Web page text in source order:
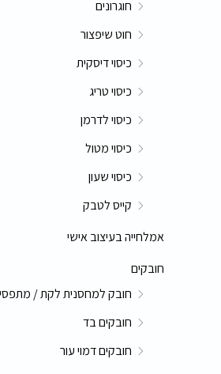
ו
ר
:
חוגרונים
חוט שיפצור
כיסוי דיסקית
כיסוי טריג
כיסוי לדרמן
כיסוי מטול
כיסוי שעון
קייס לטבק
אמלחייה בעיצוב אישי
חובקים
חובק למחסנית לקת /
חובקים בד
חובקים דמוי עור